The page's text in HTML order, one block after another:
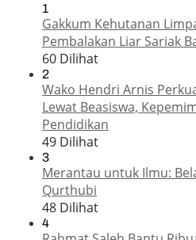
1
Gakkum Kehutanan
Pembalakan Liar Sariak
60 Dilihat
2
Wako Hendri Arnis
Lewat Beasiswa,
Pendidikan
49 Dilihat
3
Merantau untuk Ilmu:
Qurthubi
48 Dilihat
4